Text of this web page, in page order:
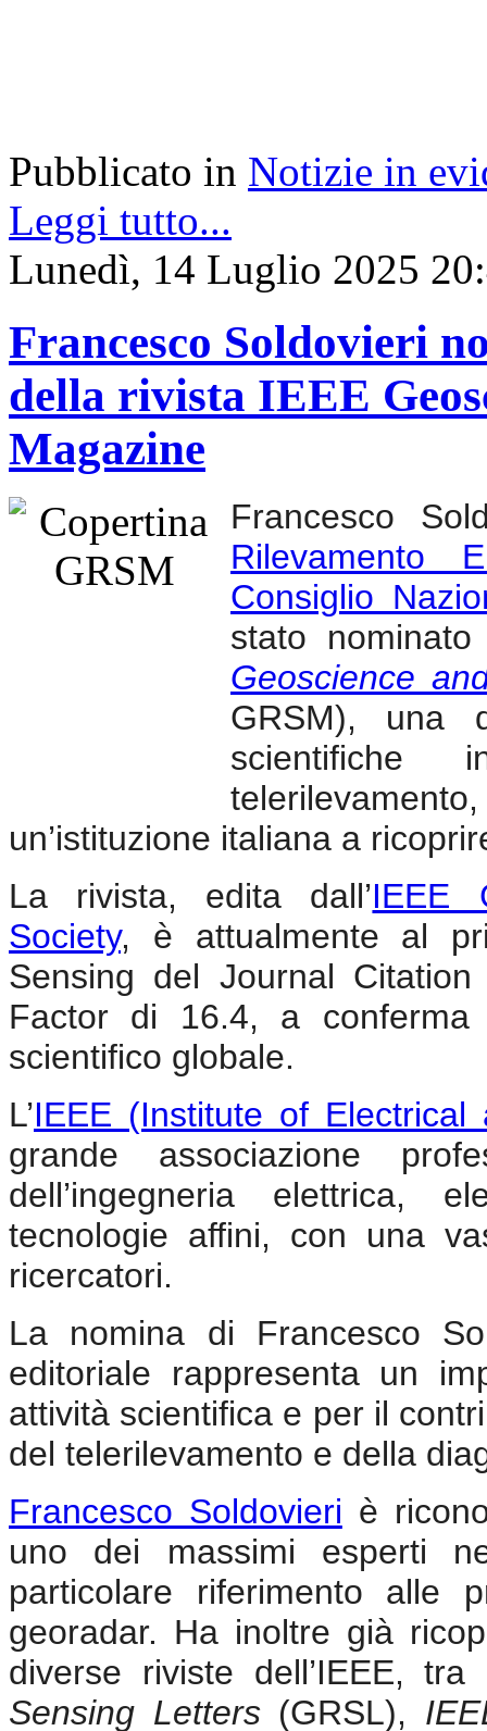
Pubblicato in Notizie in
Leggi tutto...
Lunedì, 14 Luglio 2025
Francesco Soldovieri
della rivista IEEE
Magazine
Francesco
Rilevamento
Consiglio
stato
Geoscience
GRSM), una
scientifiche
un’istituzione italiana a
La rivista, edita dall’IEEE
Society, è attualmente al
Sensing del Journal
Factor di 16.4, a
scientifico globale.
L’IEEE (Institute of Electrical
grande associazione
dell’ingegneria elettrica,
tecnologie affini, con una
ricercatori.
La nomina di Francesco
editoriale rappresenta un
attività scientifica e per il
del telerilevamento e della
Francesco Soldovieri è
uno dei massimi esperti
particolare riferimento alle
georadar. Ha inoltre già
diverse riviste dell’IEEE,
Sensing Letters(GRSL),